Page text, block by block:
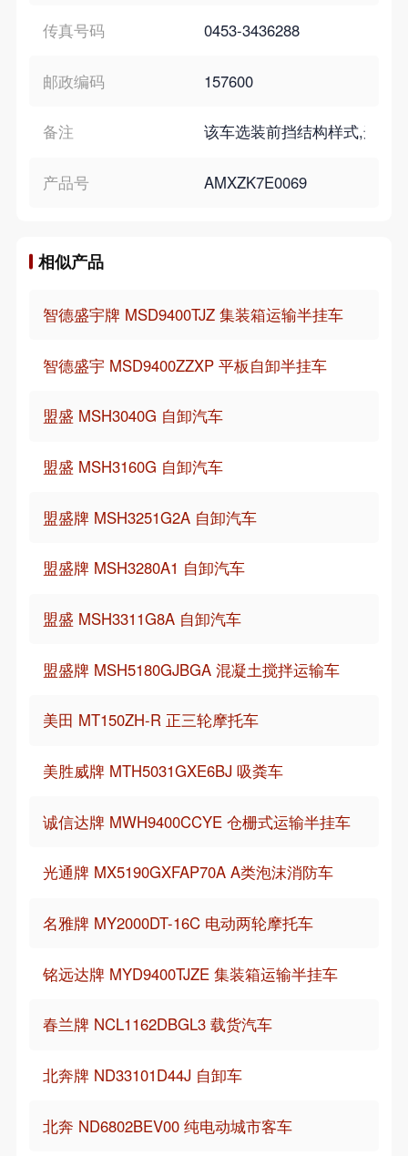
传真号码 0453-3436288
邮政编码 157600
备注 该车选装前挡结构样式,选装
产品号 AMXZK7E0069
相似产品
智德盛宇牌 MSD9400TJZ 集装箱运输半挂车
智德盛宇 MSD9400ZZXP 平板自卸半挂车
盟盛 MSH3040G 自卸汽车
盟盛 MSH3160G 自卸汽车
盟盛牌 MSH3251G2A 自卸汽车
盟盛牌 MSH3280A1 自卸汽车
盟盛 MSH3311G8A 自卸汽车
盟盛牌 MSH5180GJBGA 混凝土搅拌运输车
美田 MT150ZH-R 正三轮摩托车
美胜威牌 MTH5031GXE6BJ 吸粪车
诚信达牌 MWH9400CCYE 仓栅式运输半挂车
光通牌 MX5190GXFAP70A A类泡沫消防车
名雅牌 MY2000DT-16C 电动两轮摩托车
铭远达牌 MYD9400TJZE 集装箱运输半挂车
春兰牌 NCL1162DBGL3 载货汽车
北奔牌 ND33101D44J 自卸车
北奔 ND6802BEV00 纯电动城市客车